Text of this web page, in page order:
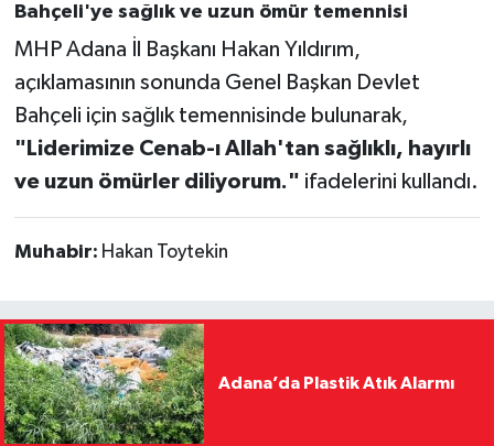
Bahçeli'ye sağlık ve uzun ömür temennisi
MHP Adana İl Başkanı Hakan Yıldırım,
açıklamasının sonunda Genel Başkan Devlet
Bahçeli için sağlık temennisinde bulunarak,
"Liderimize Cenab-ı Allah'tan sağlıklı, hayırlı
ve uzun ömürler diliyorum." ifadelerini kullandı.
Muhabir: Hakan Toytekin
Adana’da Plastik Atık Alarmı